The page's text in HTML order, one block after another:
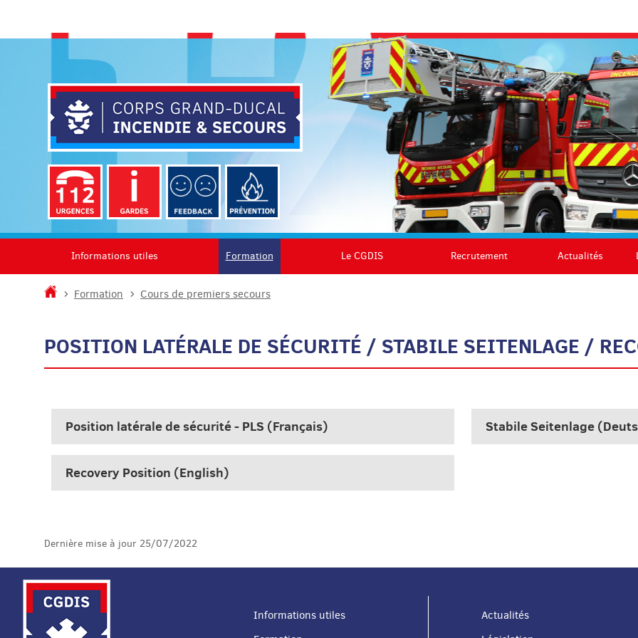
la
contenu
Informations utiles Formation Le CGDIS Recrutement Actualités
Accueil
Formation Cours de premiers secours
POSITION LATÉRALE DE SÉCURITÉ / STABILE SEITENLAGE /
Position latérale de sécurité - PLS (Français) Stabile Seitenlage
Recovery Position (English)
Dernière mise à jour 25/07/2022
Informations utiles
Actualités